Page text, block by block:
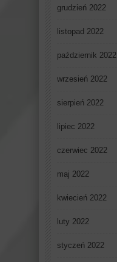
grudzień 2022
listopad 2022
październik 2022
wrzesień 2022
sierpień 2022
lipiec 2022
czerwiec 2022
maj 2022
kwiecień 2022
luty 2022
styczeń 2022